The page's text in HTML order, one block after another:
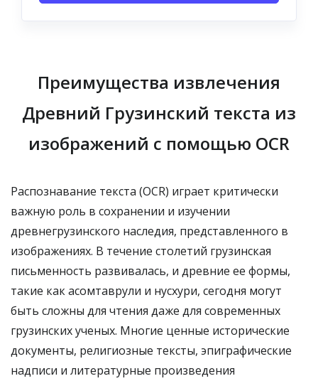
Преимущества извлечения
Древний Грузинский текста из
изображений с помощью OCR
Распознавание текста (OCR) играет критически
важную роль в сохранении и изучении
древнегрузинского наследия, представленного в
изображениях. В течение столетий грузинская
письменность развивалась, и древние ее формы,
такие как асомтаврули и нусхури, сегодня могут
быть сложны для чтения даже для современных
грузинских ученых. Многие ценные исторические
документы, религиозные тексты, эпиграфические
надписи и литературные произведения